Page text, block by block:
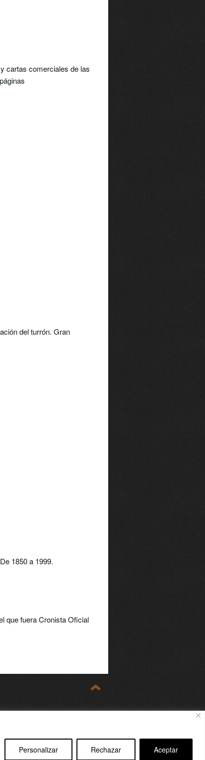
Personalizar Rechazar Aceptar
cartas comerciales de las
del turrón. Gran
1850 a 1999.
que fuera Cronista Oficial